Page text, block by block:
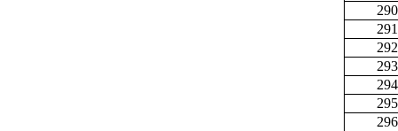
290
291
292
293
294
295
296